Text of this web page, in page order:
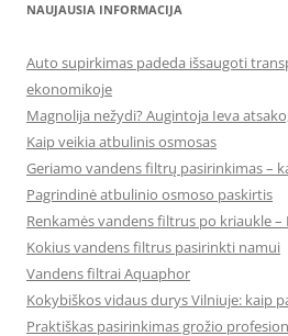
NAUJAUSIA INFORMACIJA
Auto supirkimas padeda išsaugoti
ekonomikoje
Magnolija nežydi? Augintoja Ieva
Kaip veikia atbulinis osmosas
Geriamo vandens filtrų pasirinkimas –
Pagrindinė atbulinio osmoso paskirtis
Renkamės vandens filtrus po kriaukle
Kokius vandens filtrus pasirinkti namui
Vandens filtrai Aquaphor
Kokybiškos vidaus durys Vilniuje: kaip
Praktiškas pasirinkimas grožio